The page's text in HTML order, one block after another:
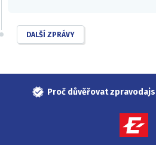
DALŠÍ ZPRÁVY
Proč důvěřovat